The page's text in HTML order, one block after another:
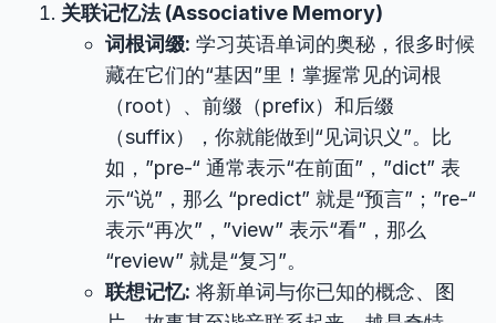
关联记忆法 (Associative Memory)
词根词缀: 学习英语单词的奥秘，很多时候
藏在它们的“基因”里！掌握常见的词根
（root）、前缀（prefix）和后缀
（suffix），你就能做到“见词识义”。比
如，”pre-“ 通常表示“在前面”，”dict” 表
示“说”，那么 “predict” 就是“预言”；”re-“
表示“再次”，”view” 表示“看”，那么
“review” 就是“复习”。
联想记忆: 将新单词与你已知的概念、图